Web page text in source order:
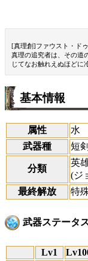
[真理創]ファウスト・ドゥ
真理の追究者は、その道
じてなお触れえぬほどに
基本情報
属性 水
武器種
短剣
分類
英
(ジ
最終解放
特
武器ステータ
Lv1